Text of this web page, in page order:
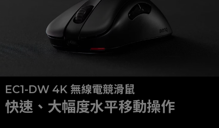
EC1-DW 4K 無線電競滑鼠
快速、大幅度水平移動操作